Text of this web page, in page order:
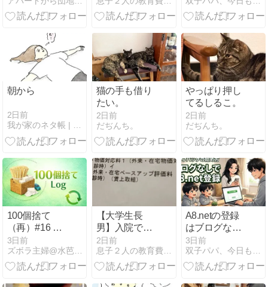
者面談で言わ
して自分事化
善策
朝から
2日前
猫の手も借り
たい。
2日前
だぢんち。
やっぱり押し
てるしるこ。
2日前
だぢんち。
100個捨て
（再）#16 総
カウント27｜
期限切れクー
ポン券
3日前
ズボラ主婦@水芭蕉の日々徒然
【大学生長
男】入院で試
験が受けれな
い！入院証明
が間に合わな
2日前
息子２人の教育費を捻り出せ！派遣ママの節約の日々
A8.netの登録
はブログなし
でも可能？手
順やセルフバ
ックの魅力を
3日前